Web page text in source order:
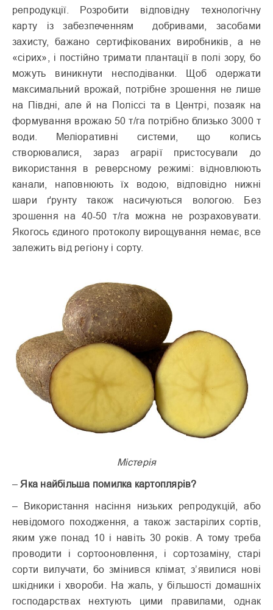
репродукції. Розробити відповідну технологічну
карту із забезпеченням добривами, засобами
захисту, бажано сертифікованих виробників, а не
«сірих», і постійно тримати плантації в полі зору, бо
можуть виникнути несподіванки. Щоб одержати
максимальний врожай, потрібне зрошення не лише
на Півдні, але й на Поліссі та в Центрі, позаяк на
формування врожаю 50 т/га потрібно близько 3000 т
води. Меліоративні системи, що колись
створювалися, зараз аграрії пристосували до
використання в реверсному режимі: відновлюють
канали, наповнюють їх водою, відповідно нижні
шари ґрунту також насичуються вологою. Без
зрошення на 40-50 т/га можна не розраховувати.
Якогось єдиного протоколу вирощування немає, все
залежить від регіону і сорту.
Містерія
– Яка найбільша помилка картоплярів?
– Використання насіння низьких репродукцій, або
невідомого походження, а також застарілих сортів,
яким уже понад 10 і навіть 30 років. А тому треба
проводити і сортооновлення, і сортозаміну, старі
сорти вилучати, бо змінився клімат, з’явилися нові
шкідники і хвороби. На жаль, у більшості домашніх
господарствах нехтують цими правилами, однак